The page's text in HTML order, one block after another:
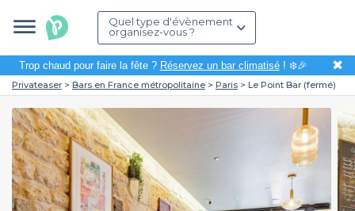
Quel type d'évènement
organisez-vous ?
Trop chaud pour faire la fête ? Réservez un bar climatisé! ❄️🎉 ✖
Privateaser Bars en France métropolitaine Paris Le Point Bar (fermé)